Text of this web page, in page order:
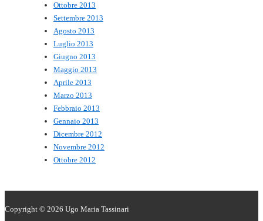
Ottobre 2013
Settembre 2013
Agosto 2013
Luglio 2013
Giugno 2013
Maggio 2013
Aprile 2013
Marzo 2013
Febbraio 2013
Gennaio 2013
Dicembre 2012
Novembre 2012
Ottobre 2012
Copyright © 2026 Ugo Maria Tassinari